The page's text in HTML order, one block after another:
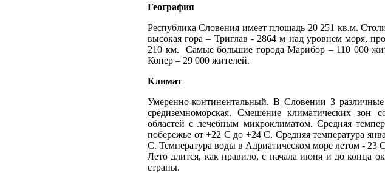
География
Республика Словения имеет площадь 20 251 кв.м.
высокая гора – Триглав - 2864 м над уровнем моря,
210 км. Самые большие города Марибор – 110 000
Копер – 29 000 жителей.
Климат
Умеренно-континентальный. В Словении 3
средиземноморская. Смешение климатических зон
областей с лечебным микроклиматом. Средняя
побережье от +22 C до +24 C. Средняя температура
С. Температура воды в Адриатическом море летом - 23
Лето длится, как правило, с начала июня и до конца
страны.